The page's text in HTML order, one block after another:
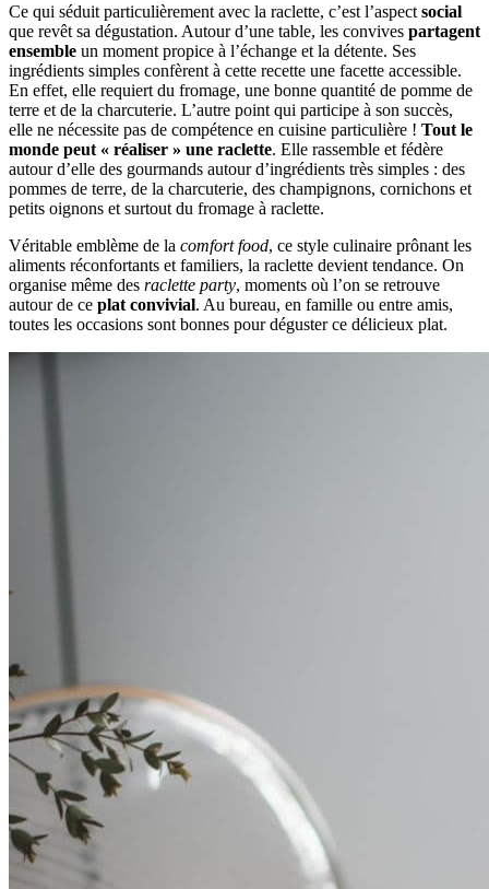
Ce qui séduit particulièrement avec la raclette, c’est l’aspect social
que revêt sa dégustation. Autour d’une table, les convives partagent
ensemble un moment propice à l’échange et la détente. Ses
ingrédients simples confèrent à cette recette une facette accessible.
En effet, elle requiert du fromage, une bonne quantité de pomme de
terre et de la charcuterie. L’autre point qui participe à son succès,
elle ne nécessite pas de compétence en cuisine particulière ! Tout le
monde peut « réaliser » une raclette. Elle rassemble et fédère
autour d’elle des gourmands autour d’ingrédients très simples : des
pommes de terre, de la charcuterie, des champignons, cornichons et
petits oignons et surtout du fromage à raclette.
Véritable emblème de la comfort food, ce style culinaire prônant les
aliments réconfortants et familiers, la raclette devient tendance. On
organise même des raclette party, moments où l’on se retrouve
autour de ce plat convivial. Au bureau, en famille ou entre amis,
toutes les occasions sont bonnes pour déguster ce délicieux plat.